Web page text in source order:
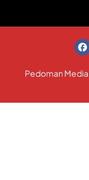
Pedoman